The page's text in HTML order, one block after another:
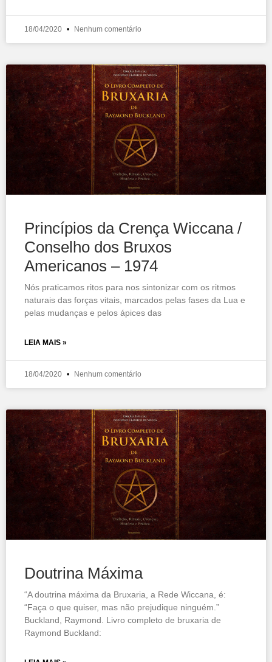
18/04/2020 Nenhum comentário
Princípios da Crença Wiccana /
Conselho dos Bruxos
Americanos – 1974
Nós praticamos ritos para nos sintonizar com os ritmos
naturais das forças vitais, marcados pelas fases da Lua e
pelas mudanças e pelos ápices das
LEIA MAIS »
18/04/2020 Nenhum comentário
Doutrina Máxima
“A doutrina máxima da Bruxaria, a Rede Wiccana, é:
“Faça o que quiser, mas não prejudique ninguém.”
Buckland, Raymond. Livro completo de bruxaria de
Raymond Buckland: